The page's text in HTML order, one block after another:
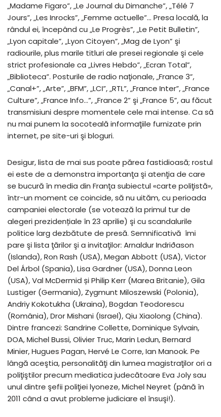
„Madame Figaro”, „Le Journal du Dimanche”, „Télé 7
Jours”, „Les Inrocks”, „Femme actuelle”… Presa locală, la
rândul ei, începând cu „Le Progrès”, „Le Petit Bulletin”,
„Lyon capitale”, „Lyon Citoyen”, „Mag de Lyon” şi
radiourile, plus marile titluri ale presei regionale şi cele
strict profesionale ca „Livres Hebdo”, „Ecran Total”,
„Biblioteca”. Posturile de radio naţionale, „France 3”,
„Canal+”, „Arte”, „BFM”, „LCI”, „RTL”, „France Inter”, „France
Culture”, „France Info…”, „France 2” şi „France 5”, au făcut
transmisiuni despre momentele cele mai intense. Ca să
nu mai punem la socoteală informaţiile furnizate prin
internet, pe site-uri şi bloguri.
Desigur, lista de mai sus poate părea fastidioasă; rostul
ei este de a demonstra importanţa şi atenţia de care
se bucură în media din Franţa subiectul «carte poliţistă»,
într-un moment ce coincide, să nu uităm, cu perioada
campaniei electorale (se votează la primul tur de
alegeri prezidențiale în 23 aprilie) şi cu scandalurile
politice larg dezbătute de presă. Semnificativă îmi
pare şi lista ţărilor şi a invitaţilor: Arnaldur Indriðason
(Islanda), Ron Rash (USA), Megan Abbott (USA), Victor
Del Árbol (Spania), Lisa Gardner (USA), Donna Leon
(USA), Val McDermid și Philip Kerr (Marea Britanie), Gila
Lustiger (Germania), Zygmunt Miloszewski (Polonia),
Andriy Kokotukha (Ukraina), Bogdan Teodorescu
(România), Dror Mishani (Israel), Qiu Xiaolong (China).
Dintre francezi: Sandrine Collette, Dominique Sylvain,
DOA, Michel Bussi, Olivier Truc, Marin Ledun, Bernard
Minier, Hugues Pagan, Hervé Le Corre, Ian Manook. Pe
lângă aceştia, personalităţi din lumea magistraţilor ori a
poliţiştilor precum mediatica judecătoare Eva Joly sau
unul dintre şefii poliţiei lyoneze, Michel Neyret (până în
2011 când a avut probleme judiciare el însuşi!).